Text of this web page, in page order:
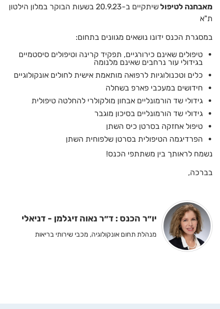
יו״ר הכנס : ד״ר נאוה זיגלמן - דניאלי
מנהלת תחום אונקולוגיה, מכבי שירותי בריאות
מאבחנה לטיפול
שיתקיים ב-20.9.23 בשעות הבוקר במלון הילטון
ת"א
במסגרת הכנס ידונו נושאים מגוונים בתחום:
טיפולים שאינם כירורגיים, תפקיד קרינה וטיפולים סיסטמיים
בגידולי עור נרחבים שאינם מלנומה
כלים וטכנולוגיות לרפואה מותאמת אישית לחולים אונקולוגיים
חידושים במעכבי פארפ בשחלה
גידולי שד הורמונליים אבחון מולקולרי להחלטה טיפולית
גידולי שד הורמונליים בסיכון מוגבר
טיפול אחזקה בסרטן כיס השתן
הפרדיגמה הטיפולית בסרטן שלפוחית השתן
נשמח לראותך בין משתתפי הכנס!
בברכה,